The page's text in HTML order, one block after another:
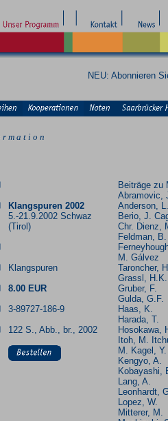
NEU: Abonnieren
m a t i o n
Klangspuren 2002
5.-21.9.2002 Schwaz
(Tirol)
Klangspuren
8.00 EUR
3-89727-186-9
122 S., Abb., br., 2002
Beiträge zu
Abramovic,
Anderson, L.
Berio, J.
Chr. Dienz,
Feldman, B.
M. Gálvez
Taroncher,
Grassl, H.K.
Gruber, F.
Gulda, G.F.
Haas, K.
Harada, T.
Hosokawa,
Itoh, M.
M. Kagel, Y.
Kengyo, A.
Kobayashi,
Lang, A.
Leonhardt,
Lopez, W.
Mitterer, M.